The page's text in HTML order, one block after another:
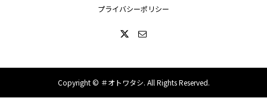
プライバシーポリシー
Copyright © ＃オトワタシ. All Rights Reserved.